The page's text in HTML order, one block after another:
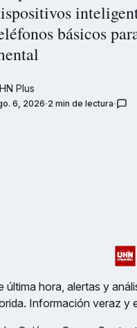
básicos
Plus
6, 2026 2 min de lectura
última hora, alertas y
Información veraz y